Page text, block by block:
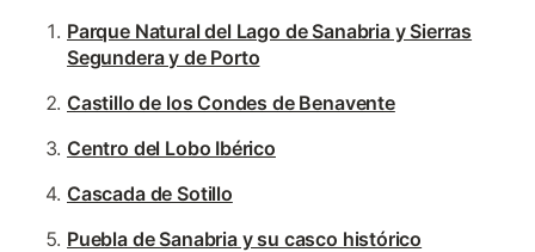
Parque Natural del Lago de Sanabria y Sierras
Segundera y de Porto
Castillo de los Condes de Benavente
Centro del Lobo Ibérico
Cascada de Sotillo
Puebla de Sanabria y su casco histórico